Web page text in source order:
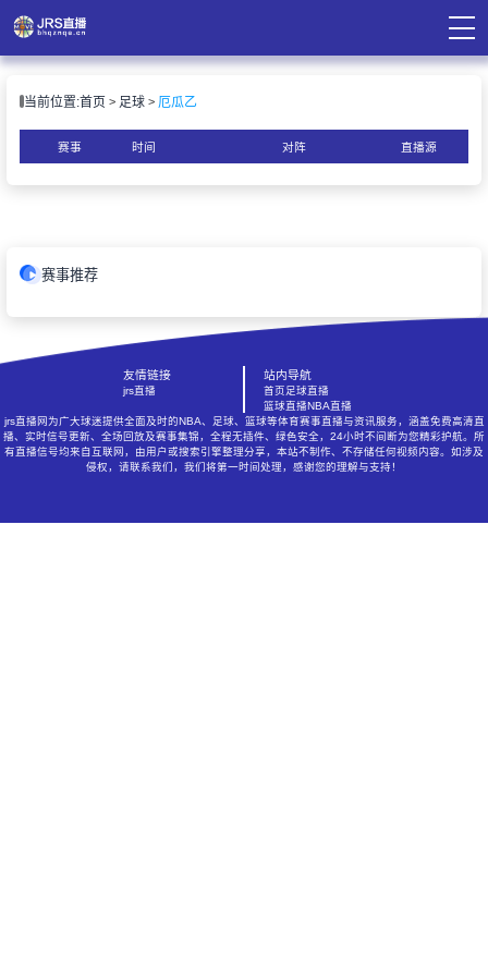
播
播
当前位置:首页 足球 厄瓜乙
赛事 时间 对阵 直播源
赛事推荐
友情链接
jrs直播
站内导航
首页足球直播
篮球直播NBA直播
jrs直播网为广大球迷提供全面及时的NBA、足球、篮球等体育赛事直播与资讯服务，涵盖免费高清直
播、实时信号更新、全场回放及赛事集锦，全程无插件、绿色安全，24小时不间断为您精彩护航。所
有直播信号均来自互联网，由用户或搜索引擎整理分享，本站不制作、不存储任何视频内容。如涉及
侵权，请联系我们，我们将第一时间处理，感谢您的理解与支持！